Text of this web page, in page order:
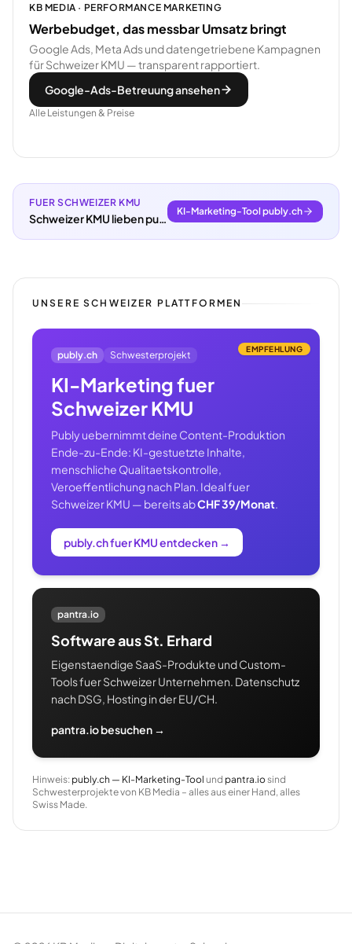
KB MEDIA · PERFORMANCE MARKETING
Werbebudget, das messbar Umsatz bringt
Google Ads, Meta Ads und datengetriebene Kampagnen
für Schweizer KMU — transparent rapportiert.
Google-Ads-Betreuung ansehen
Alle Leistungen & Preise
FUER SCHWEIZER KMU
Schweizer KMU lieben publy.ch.
KI-Marketing-Tool publy.ch
UNSERE SCHWEIZER PLATTFORMEN
EMPFEHLUNG
publy.ch Schwesterprojekt
KI-Marketing fuer
Schweizer KMU
Publy uebernimmt deine Content-Produktion
Ende-zu-Ende: KI-gestuetzte Inhalte,
menschliche Qualitaetskontrolle,
Veroeffentlichung nach Plan. Ideal fuer
Schweizer KMU — bereits abCHF 39/Monat.
publy.ch fuer KMU entdecken →
pantra.io
Software aus St. Erhard
Eigenstaendige SaaS-Produkte und Custom-
Tools fuer Schweizer Unternehmen. Datenschutz
nach DSG, Hosting in der EU/CH.
pantra.io besuchen →
Hinweis: publy.ch — KI-Marketing-Tool und pantra.iosind
Schwesterprojekte von KB Media – alles aus einer Hand, alles
Swiss Made.